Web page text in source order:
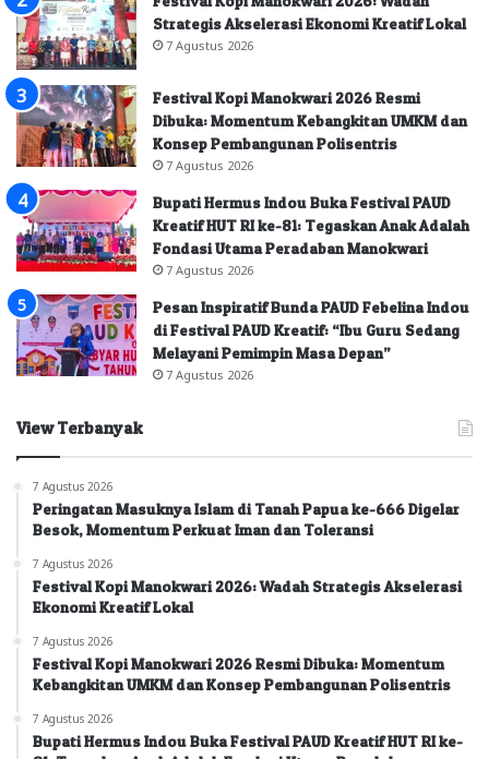
Strategis Akselerasi Ekonomi Kreatif Lokal
7 Agustus 2026
Festival Kopi Manokwari 2026 Resmi
Dibuka: Momentum Kebangkitan UMKM dan
Konsep Pembangunan Polisentris
7 Agustus 2026
Bupati Hermus Indou Buka Festival PAUD
Kreatif HUT RI ke-81: Tegaskan Anak Adalah
Fondasi Utama Peradaban Manokwari
7 Agustus 2026
Pesan Inspiratif Bunda PAUD Febelina Indou
di Festival PAUD Kreatif: “Ibu Guru Sedang
Melayani Pemimpin Masa Depan”
7 Agustus 2026
View Terbanyak
7 Agustus 2026
Peringatan Masuknya Islam di Tanah Papua ke-666 Digelar
Besok, Momentum Perkuat Iman dan Toleransi
7 Agustus 2026
Festival Kopi Manokwari 2026: Wadah Strategis Akselerasi
Ekonomi Kreatif Lokal
7 Agustus 2026
Festival Kopi Manokwari 2026 Resmi Dibuka: Momentum
Kebangkitan UMKM dan Konsep Pembangunan Polisentris
7 Agustus 2026
Bupati Hermus Indou Buka Festival PAUD Kreatif HUT RI ke-